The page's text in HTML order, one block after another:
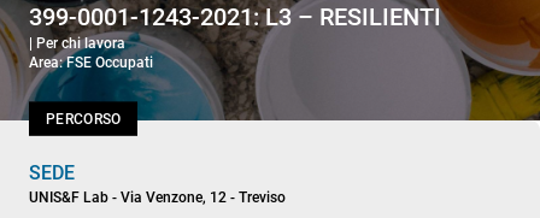
399-0001-1243-2021: L3 – RESILIENTI
| Per chi lavora
Area: FSE Occupati
PERCORSO
SEDE
UNIS&F Lab - Via Venzone, 12 - Treviso